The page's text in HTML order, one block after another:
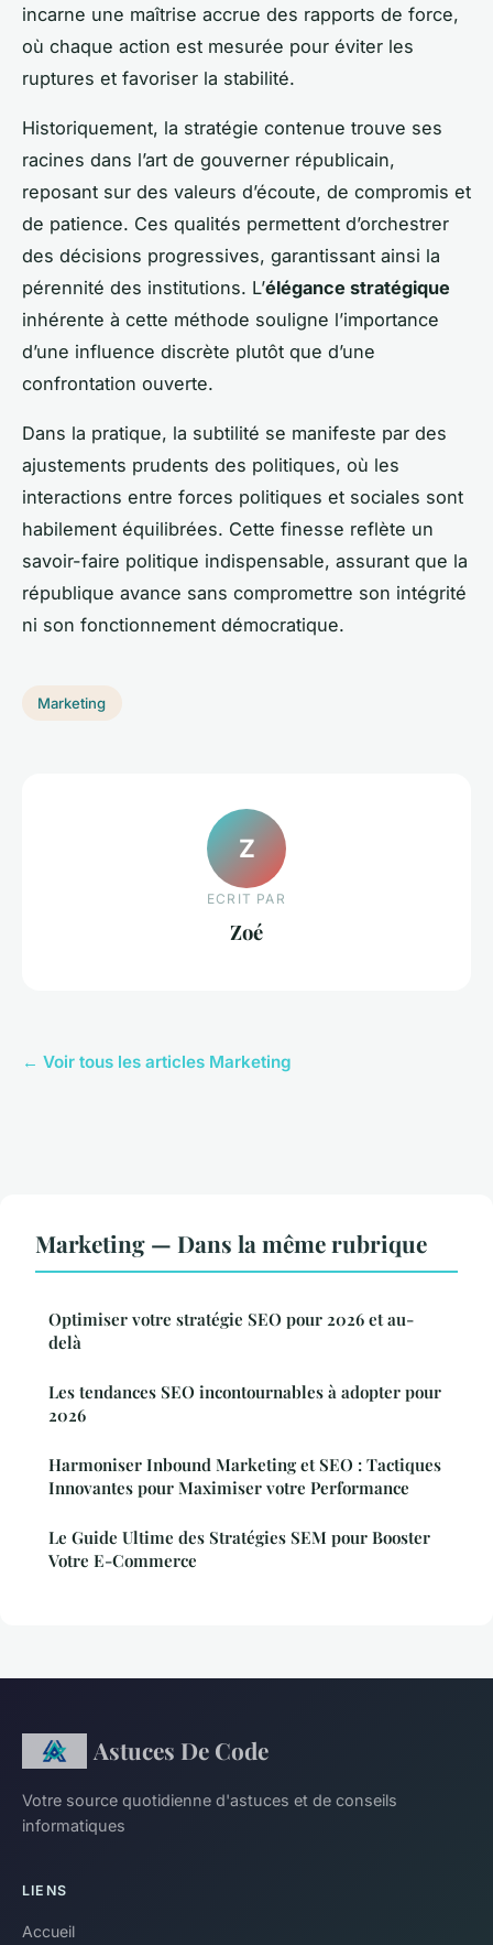
incarne une maîtrise accrue des rapports de force,
où chaque action est mesurée pour éviter les
ruptures et favoriser la stabilité.
Historiquement, la stratégie contenue trouve ses
racines dans l’art de gouverner républicain,
reposant sur des valeurs d’écoute, de compromis et
de patience. Ces qualités permettent d’orchestrer
des décisions progressives, garantissant ainsi la
pérennité des institutions. L’élégance stratégique
inhérente à cette méthode souligne l’importance
d’une influence discrète plutôt que d’une
confrontation ouverte.
Dans la pratique, la subtilité se manifeste par des
ajustements prudents des politiques, où les
interactions entre forces politiques et sociales sont
habilement équilibrées. Cette finesse reflète un
savoir-faire politique indispensable, assurant que la
république avance sans compromettre son intégrité
ni son fonctionnement démocratique.
Marketing
Z
ECRIT PAR
Zoé
← Voir tous les articles Marketing
Marketing — Dans la même rubrique
Optimiser votre stratégie SEO pour 2026 et au-
delà
Les tendances SEO incontournables à adopter pour
2026
Harmoniser Inbound Marketing et SEO : Tactiques
Innovantes pour Maximiser votre Performance
Le Guide Ultime des Stratégies SEM pour Booster
Votre E-Commerce
Astuces De Code
Votre source quotidienne d'astuces et de conseils
informatiques
LIENS
Accueil